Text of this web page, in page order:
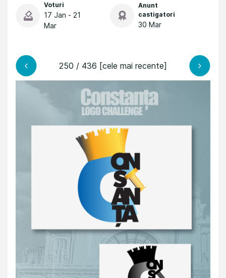
Voturi
17 Jan - 21
Mar
Anunt
castigatori
30 Mar
250 / 436 [cele mai recente]